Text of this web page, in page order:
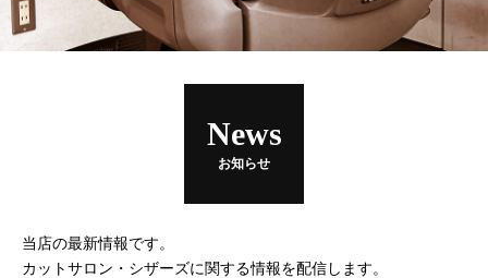
News
お知らせ
当店の最新情報です。
カットサロン・シザーズに関する情報を配信します。